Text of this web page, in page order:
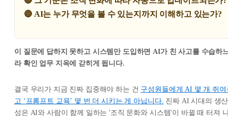
🔴 AI는 누가 무엇을 볼 수 있는지까지 이해하고 있는가?
이 질문에 답하지 못하고 시스템만 도입하면 AI가 친 사고를 수습하
라 확인 업무 지옥에 갇히게 됩니다.
결국 우리가 지금 진짜 집중해야 하는 건 구성원들에게 AI 몇 개 쥐여
고 ‘프롬프트 교육’ 몇 번 더 시키는 게 아닙니다. 진짜 AI 시대의 생산
성은 AI와 사람이 함께 일하는 '조직 문화와 시스템'이 바뀔 때 터져